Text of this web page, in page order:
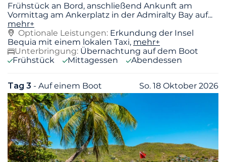
Frühstück an Bord, anschließend Ankunft am
Vormittag am Ankerplatz in der Admiralty Bay auf...
mehr+
Optionale Leistungen: Erkundung der Insel
Bequia mit einem lokalen Taxi, mehr+
Unterbringung: Übernachtung auf dem Boot
Frühstück
Mittagessen Abendessen
Tag 3 - Auf einem Boot So. 18 Oktober 2026